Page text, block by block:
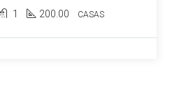
1 200.00 CASAS